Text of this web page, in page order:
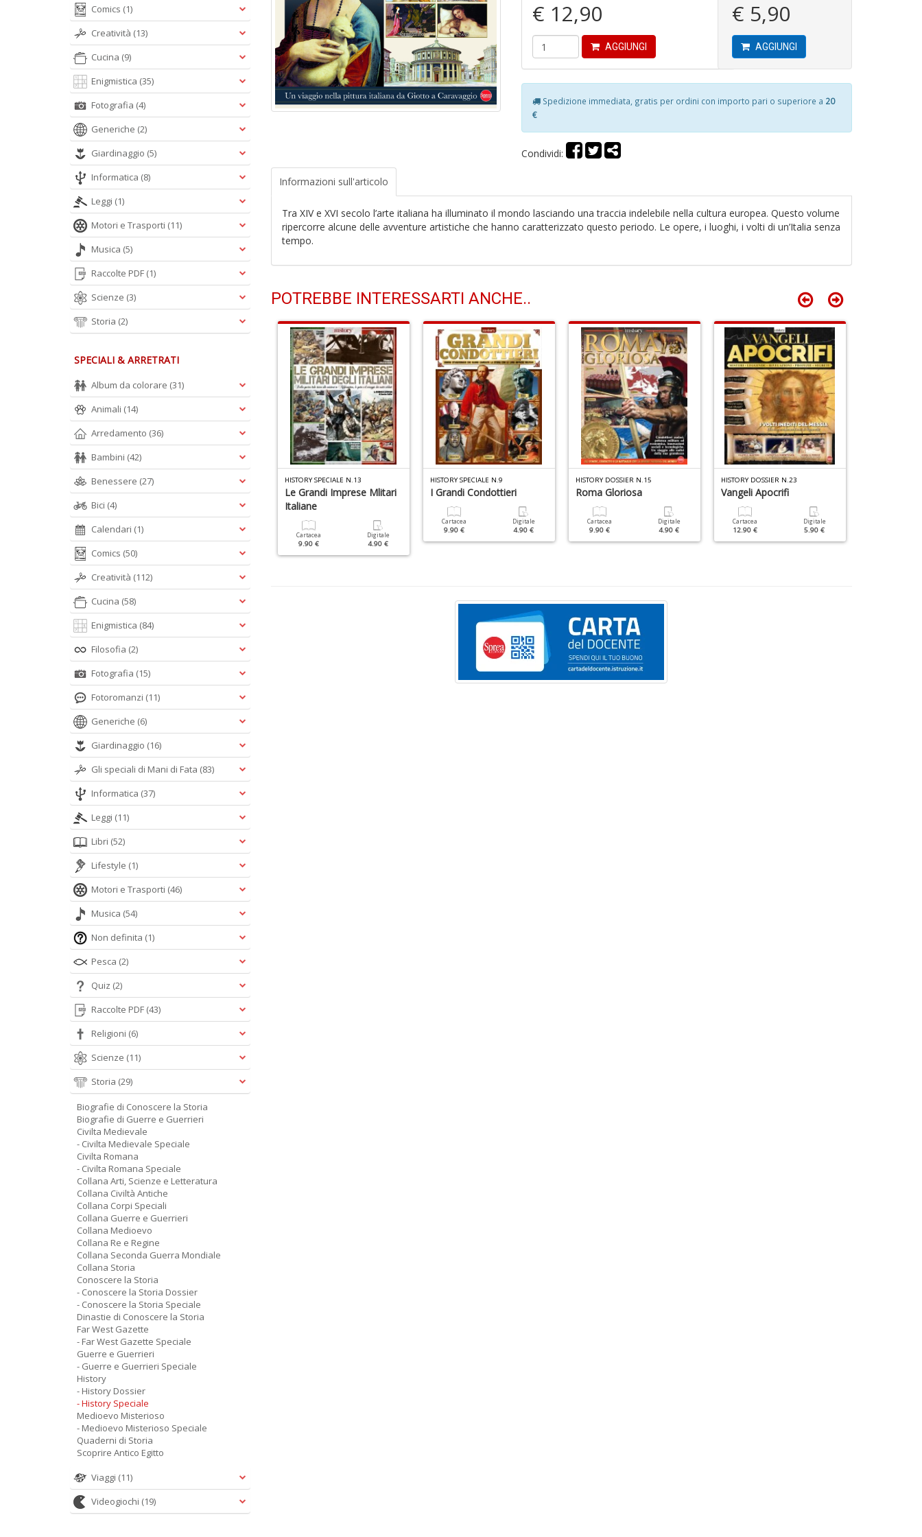
€ 12,90
AGGIUNGI
€ 5,90
AGGIUNGI
Spedizione immediata, gratis per ordini con importo pari o superiore a 20
€
Condividi:
Informazioni sull'articolo
Tra XIV e XVI secolo l’arte italiana ha illuminato il mondo lasciando una traccia indelebile nella cultura europea. Questo volume
ripercorre alcune delle avventure artistiche che hanno caratterizzato questo periodo. Le opere, i luoghi, i volti di un’Italia senza
tempo.
POTREBBE INTERESSARTI ANCHE..
C
ONOSCERE LA STORIA DOSSIER N.5
Esploratori
4.90 €
Re E Regine
HISTORY SPECIALE N.13
Le Grandi Imprese Mlitari
Italiane
Cartacea
9.90 €
Digitale
4.90 €
HISTORY SPECIALE N.9
I Grandi Condottieri
Cartacea
9.90 €
Digitale
4.90 €
HISTORY DOSSIER N.15
Roma Gloriosa
Cartacea
9.90 €
Digitale
4.90 €
HISTORY DOSSIER N.23
Vangeli Apocrifi
Cartacea
12.90 €
Digitale
5.90 €
Comics (1)
Creatività (13)
Cucina (9)
Enigmistica (35)
Fotografia (4)
Generiche (2)
Giardinaggio (5)
Informatica (8)
Leggi (1)
Motori e Trasporti (11)
Musica (5)
Raccolte PDF (1)
Scienze (3)
Storia (2)
SPECIALI & ARRETRATI
Album da colorare (31)
Animali (14)
Arredamento (36)
Bambini (42)
Benessere (27)
Bici (4)
Calendari (1)
Comics (50)
Creatività (112)
Cucina (58)
Enigmistica (84)
Filosofia (2)
Fotografia (15)
Fotoromanzi (11)
Generiche (6)
Giardinaggio (16)
Gli speciali di Mani di Fata (83)
Informatica (37)
Leggi (11)
Libri (52)
Lifestyle (1)
Motori e Trasporti (46)
Musica (54)
Non definita (1)
Pesca (2)
Quiz (2)
Raccolte PDF (43)
Religioni (6)
Scienze (11)
Storia (29)
Biografie di Conoscere la Storia
Biografie di Guerre e Guerrieri
Civilta Medievale
- Civilta Medievale Speciale
Civilta Romana
- Civilta Romana Speciale
Collana Arti, Scienze e Letteratura
Collana Civiltà Antiche
Collana Corpi Speciali
Collana Guerre e Guerrieri
Collana Medioevo
Collana Re e Regine
Collana Seconda Guerra Mondiale
Collana Storia
Conoscere la Storia
- Conoscere la Storia Dossier
- Conoscere la Storia Speciale
Dinastie di Conoscere la Storia
Far West Gazette
- Far West Gazette Speciale
Guerre e Guerrieri
- Guerre e Guerrieri Speciale
History
- History Dossier
- History Speciale
Medioevo Misterioso
- Medioevo Misterioso Speciale
Quaderni di Storia
Scoprire Antico Egitto
Viaggi (11)
Videogiochi (19)